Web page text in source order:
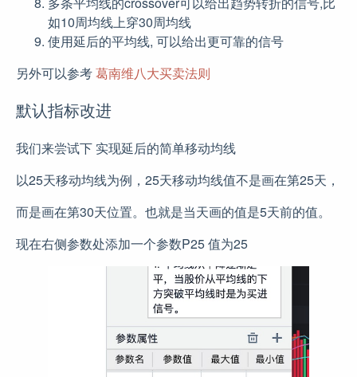
如10周均线上穿30周均线
使用延后的平均线, 可以给出更可靠的信号
另外可以参考葛南维八大买卖法则
默认指标改进
我们来尝试下 实现延后的简单移动均线
以25天移动均线为例，25天移动均线值不是画在第25天，
而是画在第30天位置。也就是当天画的值是5天前的值。
现在右侧参数处添加一个参数P25 值为25